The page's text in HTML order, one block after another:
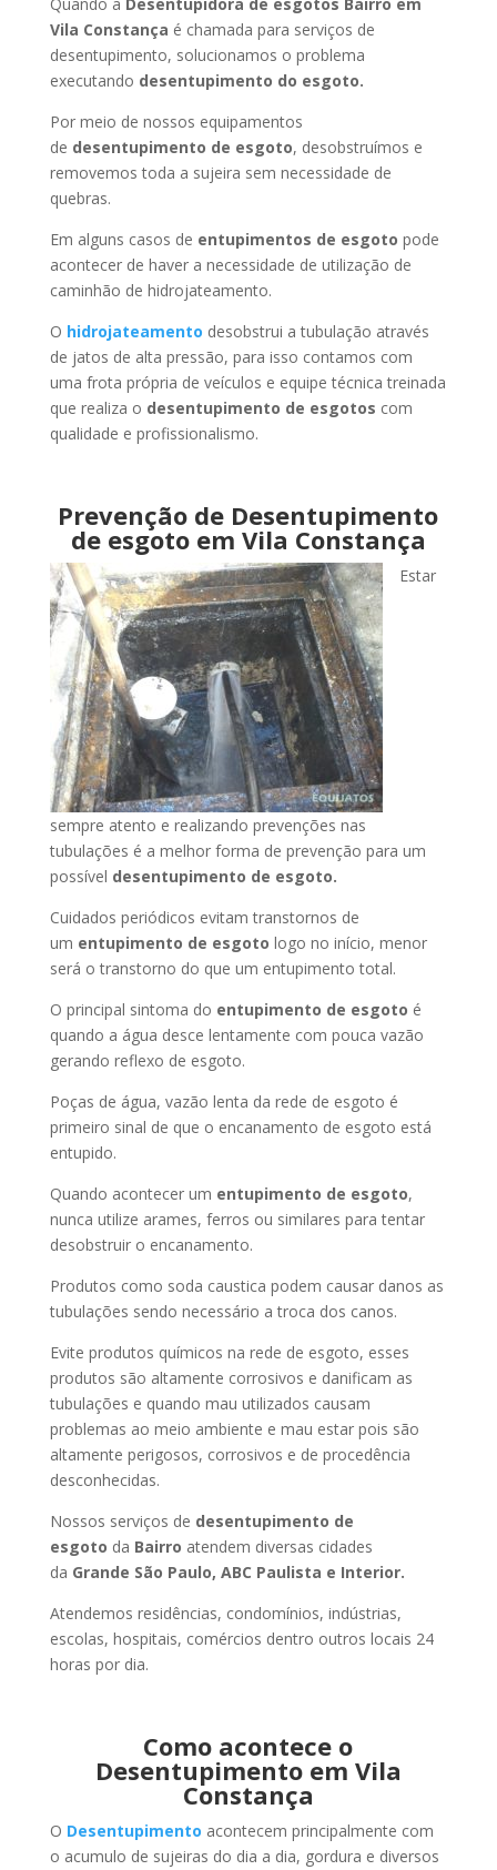
Vila Constança é chamada para serviços de
desentupimento, solucionamos o problema
executando desentupimento do esgoto.
Por meio de nossos equipamentos
de desentupimento de esgoto, desobstruímos e
removemos toda a sujeira sem necessidade de
quebras.
Em alguns casos de entupimentos de esgoto pode
acontecer de haver a necessidade de utilização de
caminhão de hidrojateamento.
O hidrojateamento desobstrui a tubulação através
de jatos de alta pressão, para isso contamos com
uma frota própria de veículos e equipe técnica treinada
que realiza o desentupimento de esgotos com
qualidade e profissionalismo.
Prevenção de Desentupimento
de esgoto em Vila Constança
Estar
sempre atento e realizando prevenções nas
tubulações é a melhor forma de prevenção para um
possível desentupimento de esgoto.
Cuidados periódicos evitam transtornos de
um entupimento de esgoto logo no início, menor
será o transtorno do que um entupimento total.
O principal sintoma do entupimento de esgoto é
quando a água desce lentamente com pouca vazão
gerando reflexo de esgoto.
Poças de água, vazão lenta da rede de esgoto é
primeiro sinal de que o encanamento de esgoto está
entupido.
Quando acontecer um entupimento de esgoto,
nunca utilize arames, ferros ou similares para tentar
desobstruir o encanamento.
Produtos como soda caustica podem causar danos as
tubulações sendo necessário a troca dos canos.
Evite produtos químicos na rede de esgoto, esses
produtos são altamente corrosivos e danificam as
tubulações e quando mau utilizados causam
problemas ao meio ambiente e mau estar pois são
altamente perigosos, corrosivos e de procedência
desconhecidas.
Nossos serviços de desentupimento de
esgoto da Bairro atendem diversas cidades
da Grande São Paulo, ABC Paulista e Interior.
Atendemos residências, condomínios, indústrias,
escolas, hospitais, comércios dentro outros locais 24
horas por dia.
Como acontece o
Desentupimento em Vila
Constança
O Desentupimento acontecem principalmente com
o acumulo de sujeiras do dia a dia, gordura e diversos